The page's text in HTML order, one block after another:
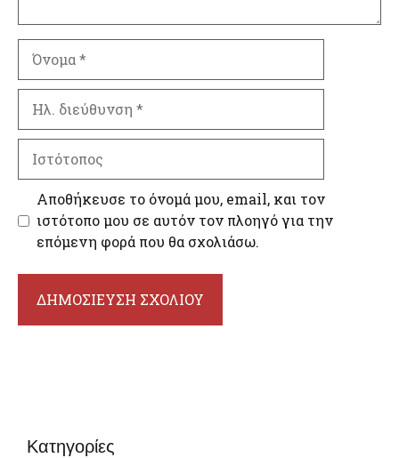
Όνομα
διεύθυνση
Ιστότοπος
Αποθήκευσε το όνομά μου, email, και τον
ιστότοπο μου σε αυτόν τον πλοηγό για την
επόμενη φορά που θα σχολιάσω.
Κατηγορίες